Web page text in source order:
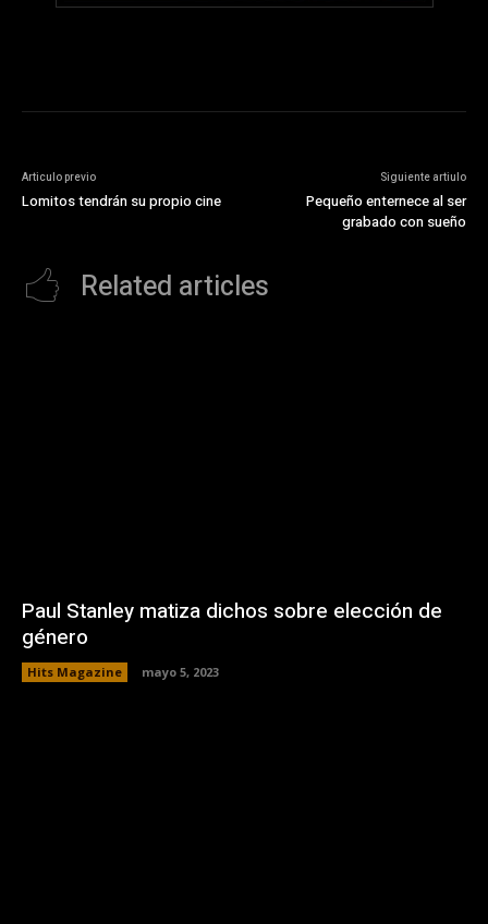
Articulo previo
Lomitos tendrán su propio cine
Siguiente artiulo
Pequeño enternece al ser
grabado con sueño
Related articles
Paul Stanley matiza dichos sobre elección de
género
Hits Magazine mayo 5, 2023